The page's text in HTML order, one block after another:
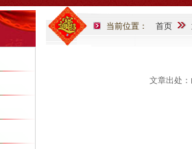
当前位置： 首页
文章出处